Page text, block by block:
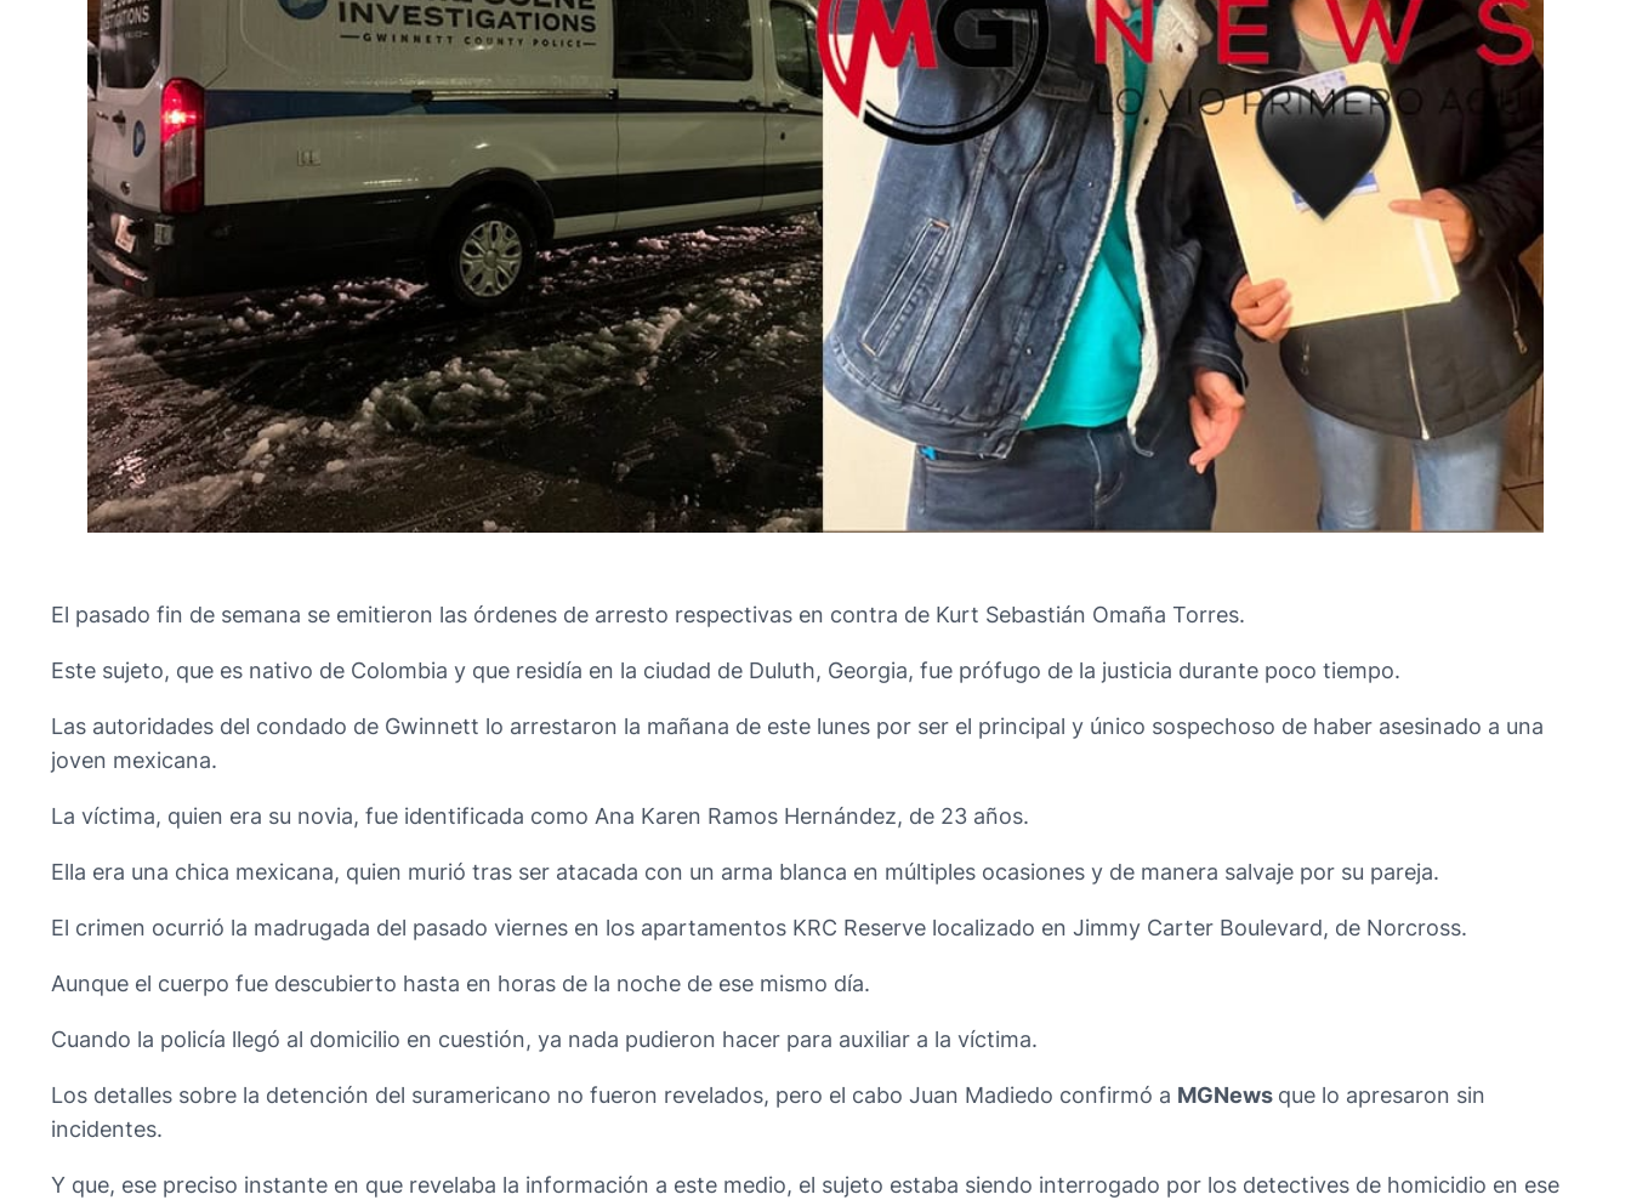
El pasado fin de semana se emitieron las órdenes de arresto respectivas en contra de Kurt Sebastián Omaña Torres.
Este sujeto, que es nativo de Colombia y que residía en la ciudad de Duluth, Georgia, fue prófugo de la justicia durante poco tiempo.
Las autoridades del condado de Gwinnett lo arrestaron la mañana de este lunes por ser el principal y único sospechoso de haber asesinado a una
joven mexicana.
La víctima, quien era su novia, fue identificada como Ana Karen Ramos Hernández, de 23 años.
Ella era una chica mexicana, quien murió tras ser atacada con un arma blanca en múltiples ocasiones y de manera salvaje por su pareja.
El crimen ocurrió la madrugada del pasado viernes en los apartamentos KRC Reserve localizado en Jimmy Carter Boulevard, de Norcross.
Aunque el cuerpo fue descubierto hasta en horas de la noche de ese mismo día.
Cuando la policía llegó al domicilio en cuestión, ya nada pudieron hacer para auxiliar a la víctima.
Los detalles sobre la detención del suramericano no fueron revelados, pero el cabo Juan Madiedo confirmó a MGNews que lo apresaron sin
incidentes.
Y que, ese preciso instante en que revelaba la información a este medio, el sujeto estaba siendo interrogado por los detectives de homicidio en ese